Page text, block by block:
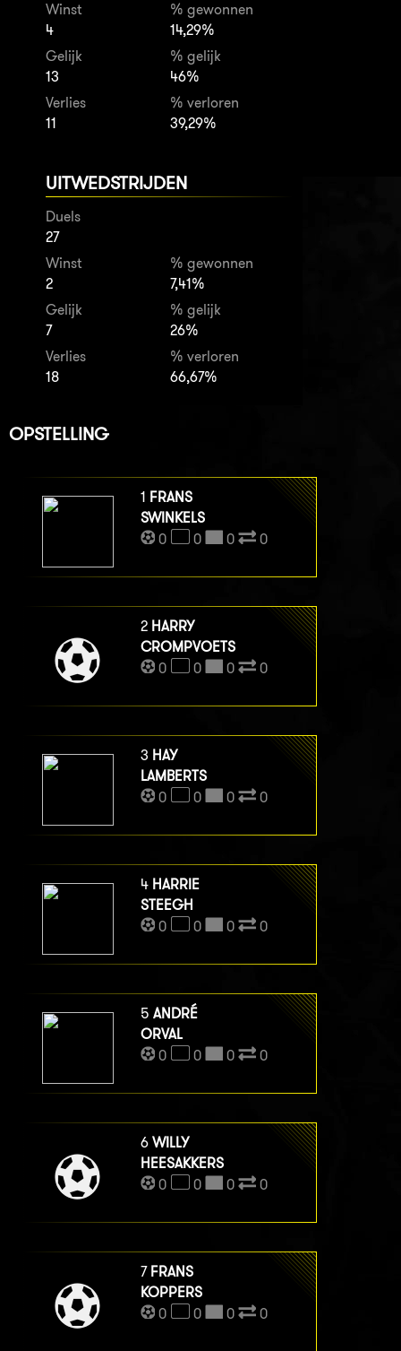
Winst
4
% gewonnen
14,29%
Gelijk
13
% gelijk
46%
Verlies
11
% verloren
39,29%
UITWEDSTRIJDEN
Duels
27
Winst
2
% gewonnen
7,41%
Gelijk
7
% gelijk
26%
Verlies
18
% verloren
66,67%
OPSTELLING
1 FRANS
SWINKELS
0
0 0 0
2 HARRY
CROMPVOETS
0
0 0 0
3 HAY
LAMBERTS
0
0 0 0
4 HARRIE
STEEGH
0
0 0 0
5 ANDRÉ
ORVAL
0
0 0 0
6 WILLY
HEESAKKERS
0
0 0 0
7 FRANS
KOPPERS
0
0 0 0